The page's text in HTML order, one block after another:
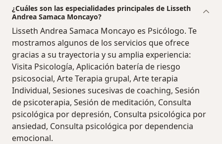
¿Cuáles son las especialidades principales de Lisseth
Andrea Samaca Moncayo?
Lisseth Andrea Samaca Moncayo es Psicólogo. Te
mostramos algunos de los servicios que ofrece
gracias a su trayectoria y su amplia experiencia:
Visita Psicología, Aplicación batería de riesgo
psicosocial, Arte Terapia grupal, Arte terapia
Individual, Sesiones sucesivas de coaching, Sesión
de psicoterapia, Sesión de meditación, Consulta
psicológica por depresión, Consulta psicológica por
ansiedad, Consulta psicológica por dependencia
emocional.